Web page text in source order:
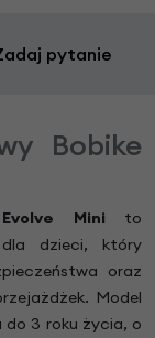
pytanie
Bobike
Mini to
dla dzieci, który
oraz
Model
3 roku życia, o